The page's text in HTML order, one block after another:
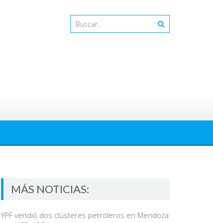
MÁS NOTICIAS:
YPF vendió dos clústeres petroleros en Mendoza